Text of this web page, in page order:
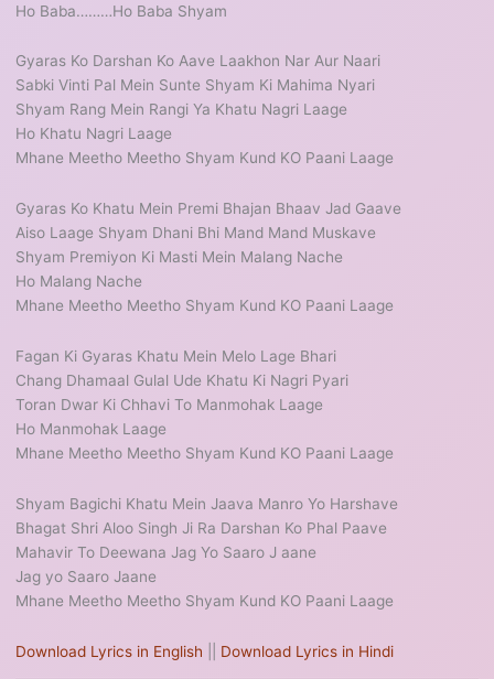
Ho Baba………Ho Baba Shyam
Gyaras Ko Darshan Ko Aave Laakhon Nar Aur Naari
Sabki Vinti Pal Mein Sunte Shyam Ki Mahima Nyari
Shyam Rang Mein Rangi Ya Khatu Nagri Laage
Ho Khatu Nagri Laage
Mhane Meetho Meetho Shyam Kund KO Paani Laage
Gyaras Ko Khatu Mein Premi Bhajan Bhaav Jad Gaave
Aiso Laage Shyam Dhani Bhi Mand Mand Muskave
Shyam Premiyon Ki Masti Mein Malang Nache
Ho Malang Nache
Mhane Meetho Meetho Shyam Kund KO Paani Laage
Fagan Ki Gyaras Khatu Mein Melo Lage Bhari
Chang Dhamaal Gulal Ude Khatu Ki Nagri Pyari
Toran Dwar Ki Chhavi To Manmohak Laage
Ho Manmohak Laage
Mhane Meetho Meetho Shyam Kund KO Paani Laage
Shyam Bagichi Khatu Mein Jaava Manro Yo Harshave
Bhagat Shri Aloo Singh Ji Ra Darshan Ko Phal Paave
Mahavir To Deewana Jag Yo Saaro J aane
Jag yo Saaro Jaane
Mhane Meetho Meetho Shyam Kund KO Paani Laage
Download Lyrics in English Download Lyrics in Hindi